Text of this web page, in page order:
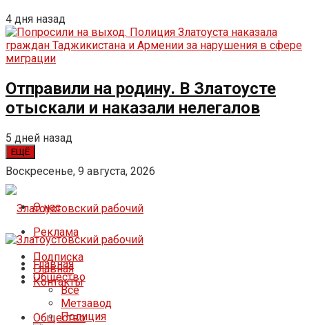
4 дня назад
Отправили на родину. В Златоусте
отыскали и наказали нелегалов
5 дней назад
ЕЩЁ
Воскресенье, 9 августа, 2026
О нас
Реклама
Подписка
Контакты
Главная
Общество
Главная
Общество
Все
Метзавод
Полиция